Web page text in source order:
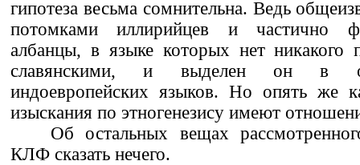
гипотеза весьма сомнительна. Ведь
потомками иллирийцев и частично
албанцы, в языке которых нет никакого
славянскими, и выделен он в
индоевропейских языков. Но опять же
изыскания по этногенезису имеют
Об остальных вещах
КЛФ сказать нечего.